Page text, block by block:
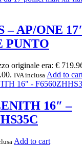
– AP/ONE
PUNTO
originale era: €
IVA inclusa Add to
16″ –
Add to cart